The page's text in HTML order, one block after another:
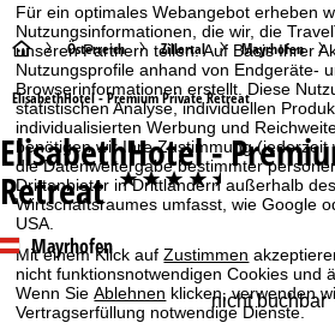
Für ein optimales Webangebot erheben
Nutzungsinformationen, die wir, die
unseren Partnern teilen. Auf Basis Ihrer
Nutzungsprofile anhand von Endgeräte-
Browserinformationen erstellt. Diese
statistischen Analyse, individuellen
individualisierten Werbung und
benötigen wir Ihre Zustimmung (jederzeit
die Datenweitergabe bestimmter
Drittanbieter in Drittländern außerhalb
Wirtschaftsraumes umfasst, wie Google
USA.
Mit einem Klick aufZustimmen
nicht funktionsnotwendigen Cookies und
Wenn SieAblehnen klicken, verwenden
Vertragserfüllung notwendige Dienste.
S
t
a
r
t
s
Österreich Zillertal Mayrhofen
ElisabethHotel - Premium Private Retreat
ElisabethHotel -
Retreat ****+
Mayrhofen
nicht buchbar